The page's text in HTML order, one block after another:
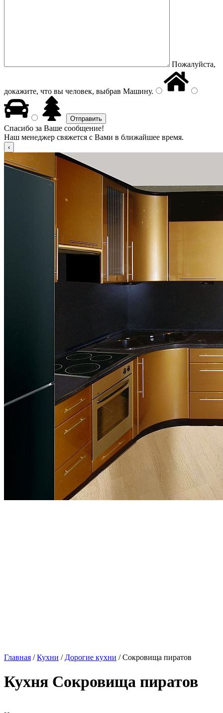
Пожалуйста,
докажите, что вы человек, выбрав Машину.
Спасибо за Ваше сообщение!
Наш менеджер свяжется с Вами в ближайшее время.
Главная /Кухни / Дорогие кухни / Сокровища пиратов
Кухня Сокровища пиратов